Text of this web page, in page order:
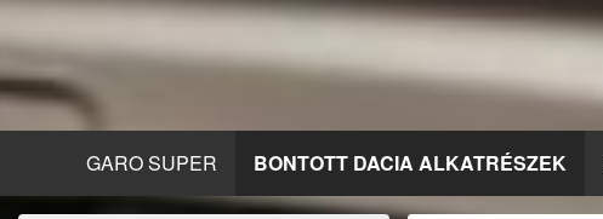
GARO SUPER BONTOTT DACIA ALKATRÉSZEK